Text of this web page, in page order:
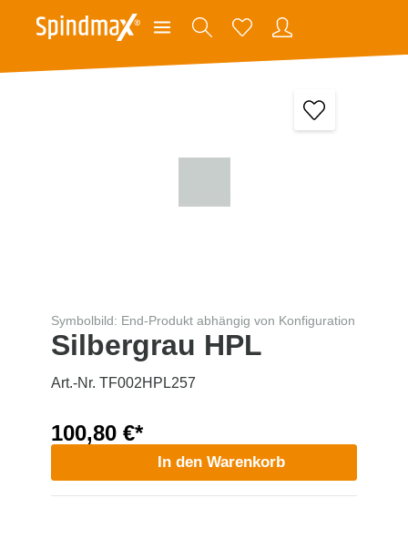
Symbolbild: End-Produkt abhängig von Konfiguration
Silbergrau HPL
Art.-Nr. TF002HPL257
100,80 €*
In den Warenkorb